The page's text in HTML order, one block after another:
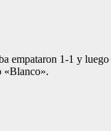
1-1 y
«Blanco».